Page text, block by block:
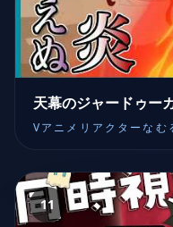
天幕のジャードゥー
Vアニメリアクターなむ
11